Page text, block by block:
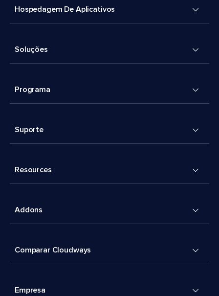
Hospedagem De Aplicativos
Soluções
Programa
Suporte
Resources
Addons
Comparar Cloudways
Empresa